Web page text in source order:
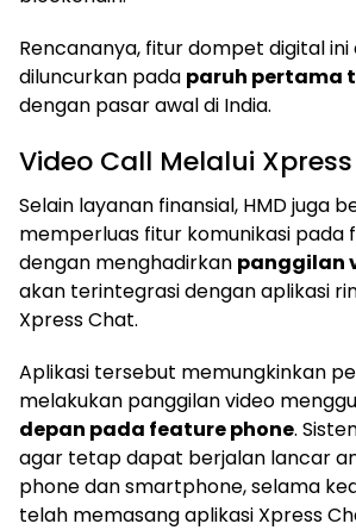
Rencananya, fitur dompet digital ini
diluncurkan pada paruh pertama
dengan pasar awal di India.
Video Call Melalui
Selain layanan finansial, HMD juga
memperluas fitur komunikasi pada
dengan menghadirkan panggilan
akan terintegrasi dengan aplikasi
Xpress Chat.
Aplikasi tersebut memungkinkan
melakukan panggilan video
depan pada feature phone.
agar tetap dapat berjalan lancar
phone dan smartphone, selama
telah memasang aplikasi Xpress